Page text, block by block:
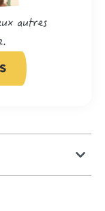
autres